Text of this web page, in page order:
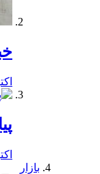
اکتبر
اکتبر
بازار